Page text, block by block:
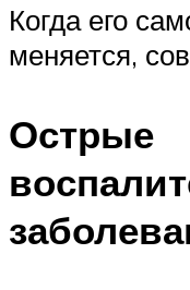
Когда его
меняется,
Острые